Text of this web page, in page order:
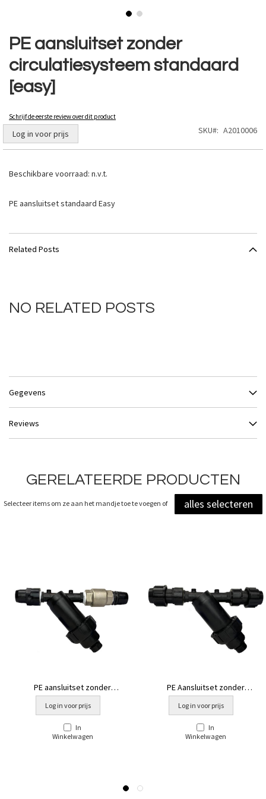
PE aansluitset zonder
circulatiesysteem standaard
[easy]
Schrijf de eerste review over dit product
Log in voor prijs SKU A2010006
Beschikbare voorraad: n.v.t.
PE aansluitset standaard Easy
naar
het
begin
van
de
afbeeldingen-
Related Posts
NO RELATED POSTS
Gegevens
Reviews
GERELATEERDE PRODUCTEN
Selecteer items om ze aan het mandje toe te voegen of alles selecteren
PE aansluitset zonder
circulatiesysteem standaard +
klep [ea
Log in voor prijs
In
Winkelwagen
PE Aansluitset zonder
circulatiesysteem Standaard
[prof zw]
Log in voor prijs
In
Winkelwagen